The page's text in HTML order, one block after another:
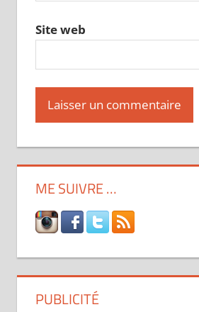
Site web
ME SUIVRE …
PUBLICITÉ